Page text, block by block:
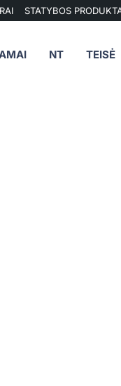
STATYBOS
NT TEISĖ